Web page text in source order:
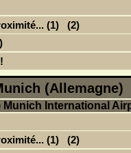
(1)
(2)
(Allemagne)
Munich International
(1)
(2)